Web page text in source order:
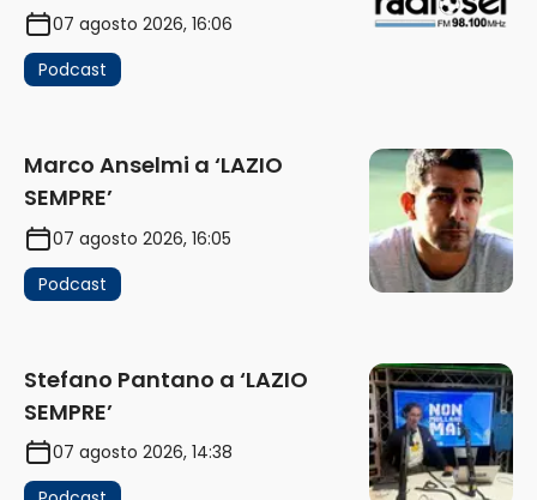
07 agosto 2026, 16:06
Podcast
Marco Anselmi a ‘LAZIO
SEMPRE’
07 agosto 2026, 16:05
Podcast
Stefano Pantano a ‘LAZIO
SEMPRE’
07 agosto 2026, 14:38